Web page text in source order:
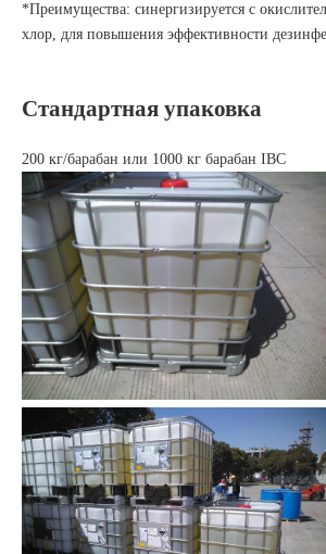
*Преимущества: синергизируется с
хлор, для повышения эффективности
Стандартная упаковка
200 кг/барабан или 1000 кг барабан IBC